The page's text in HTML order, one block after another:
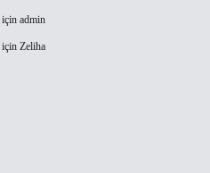
için admin
için Zeliha